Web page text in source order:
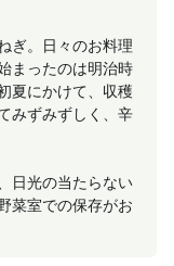
ぎ。日々のお料理
まったのは明治時
夏にかけて、収穫
みずみずしく、辛
日光の当たらない
菜室での保存がお